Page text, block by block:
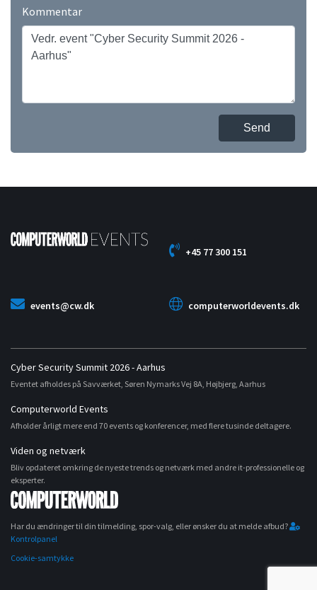
Kommentar
Send
+45 77 300 151
events@cw.dk computerworldevents.dk
Cyber Security Summit 2026 - Aarhus
Eventet afholdes på Savværket, Søren Nymarks Vej 8A, Højbjerg, Aarhus
Computerworld Events
Afholder årligt mere end 70 events og konferencer, med flere tusinde deltagere.
Viden og netværk
Bliv opdateret omkring de nyeste trends og netværk med andre it-professionelle og
eksperter.
Har du ændringer til din tilmelding, spor-valg, eller ønsker du at melde afbud?
Kontrolpanel
Cookie-samtykke